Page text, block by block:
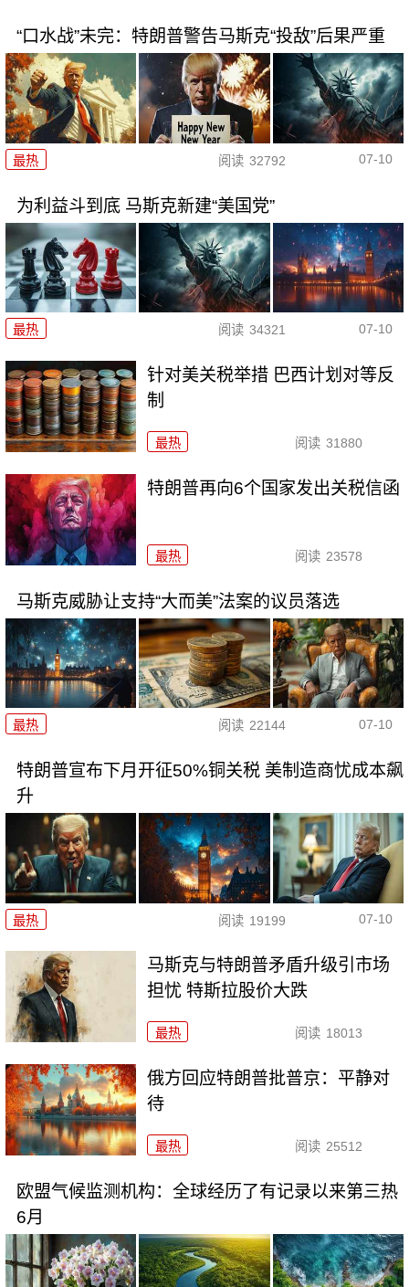
“口水战”未完：特朗普警告马斯克“投敌”后果严重
最热 阅读 32792 07-10
为利益斗到底 马斯克新建“美国党”
最热 阅读 34321 07-10
针对美关税举措 巴西计划对等反
制
最热 阅读 31880
特朗普再向6个国家发出关税信函
最热 阅读 23578
马斯克威胁让支持“大而美”法案的议员落选
最热 阅读 22144 07-10
特朗普宣布下月开征50%铜关税 美制造商忧成本飙
升
最热 阅读 19199 07-10
马斯克与特朗普矛盾升级引市场
担忧 特斯拉股价大跌
最热 阅读 18013
俄方回应特朗普批普京：平静对
待
最热 阅读 25512
欧盟气候监测机构：全球经历了有记录以来第三热
6月